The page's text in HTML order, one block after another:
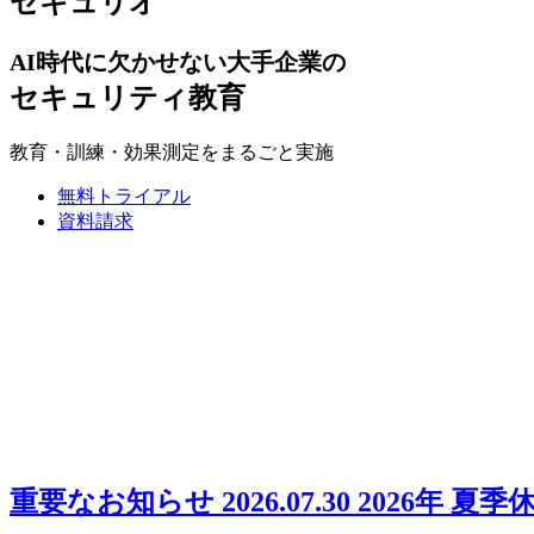
AI時代に欠かせない大手企業の
セキュリティ教育
教育・訓練・効果測定をまるごと実施
無料トライアル
資料請求
重要なお知らせ 2026.07.30 2026年 夏季